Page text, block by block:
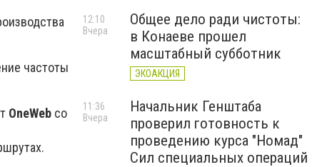
частоты
OneWeb со
Общее дело ради чистоты:
в Конаеве прошел
масштабный субботник
ЭКОАКЦИЯ
12:10
Вчера
Начальник Генштаба
проверил готовность к
проведению курса "Номад"
Сил специальных операций
11:36
Вчера